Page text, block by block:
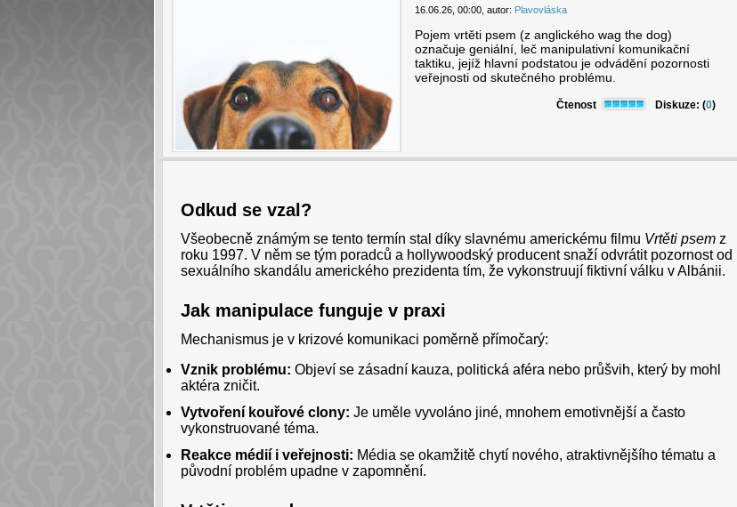
16.06.26, 00:00, autor: Plavovláska
Pojem vrtěti psem (z anglického wag the dog)
označuje geniální, leč manipulativní komunikační
taktiku, jejíž hlavní podstatou je odvádění pozornosti
veřejnosti od skutečného problému.
Čtenost Diskuze: (0)
Odkud se vzal?
Všeobecně známým se tento termín stal díky slavnému americkému filmu Vrtěti psemz
roku 1997. V něm se tým poradců a hollywoodský producent snaží odvrátit pozornost od
sexuálního skandálu amerického prezidenta tím, že vykonstruují fiktivní válku v Albánii.
Jak manipulace funguje v praxi
Mechanismus je v krizové komunikaci poměrně přímočarý:
Vznik problému: Objeví se zásadní kauza, politická aféra nebo průšvih, který by mohl
aktéra zničit.
Vytvoření kouřové clony: Je uměle vyvoláno jiné, mnohem emotivnější a často
vykonstruované téma.
Reakce médií i veřejnosti: Média se okamžitě chytí nového, atraktivnějšího tématu a
původní problém upadne v zapomnění.